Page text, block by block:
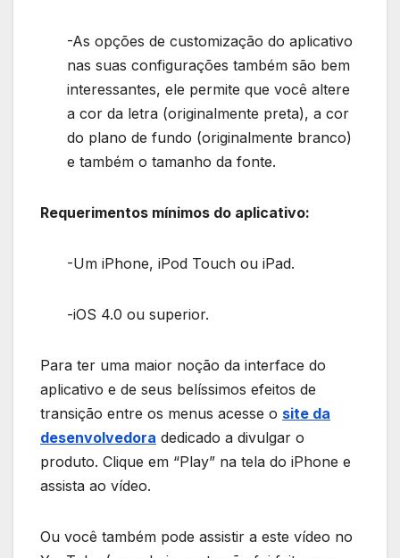
-As opções de customização do aplicativo
nas suas configurações também são bem
interessantes, ele permite que você altere
a cor da letra (originalmente preta), a cor
do plano de fundo (originalmente branco)
e também o tamanho da fonte.
Requerimentos mínimos do aplicativo:
-Um iPhone, iPod Touch ou iPad.
-iOS 4.0 ou superior.
Para ter uma maior noção da interface do
aplicativo e de seus belíssimos efeitos de
transição entre os menus acesse o site da
desenvolvedora dedicado a divulgar o
produto. Clique em “Play” na tela do iPhone e
assista ao vídeo.
Ou você também pode assistir a este vídeo no